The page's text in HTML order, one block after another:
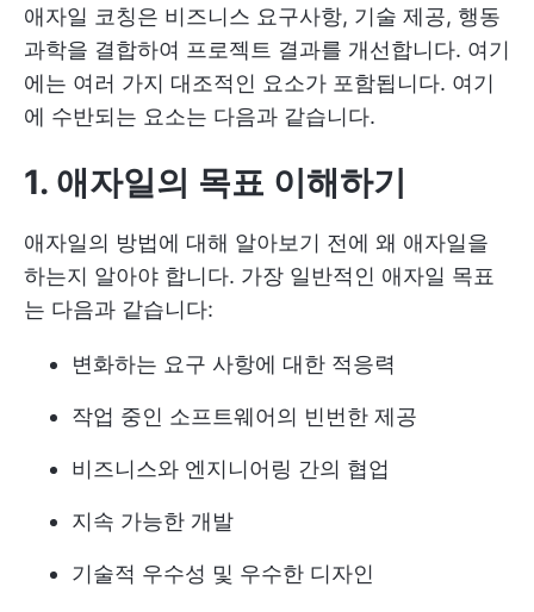
애자일 코칭은 비즈니스 요구사항, 기술 제공, 행동
과학을 결합하여 프로젝트 결과를 개선합니다. 여기
에는 여러 가지 대조적인 요소가 포함됩니다. 여기
에 수반되는 요소는 다음과 같습니다.
1. 애자일의 목표 이해하기
애자일의 방법에 대해 알아보기 전에 왜 애자일을
하는지 알아야 합니다. 가장 일반적인 애자일 목표
는 다음과 같습니다:
변화하는 요구 사항에 대한 적응력
작업 중인 소프트웨어의 빈번한 제공
비즈니스와 엔지니어링 간의 협업
지속 가능한 개발
기술적 우수성 및 우수한 디자인